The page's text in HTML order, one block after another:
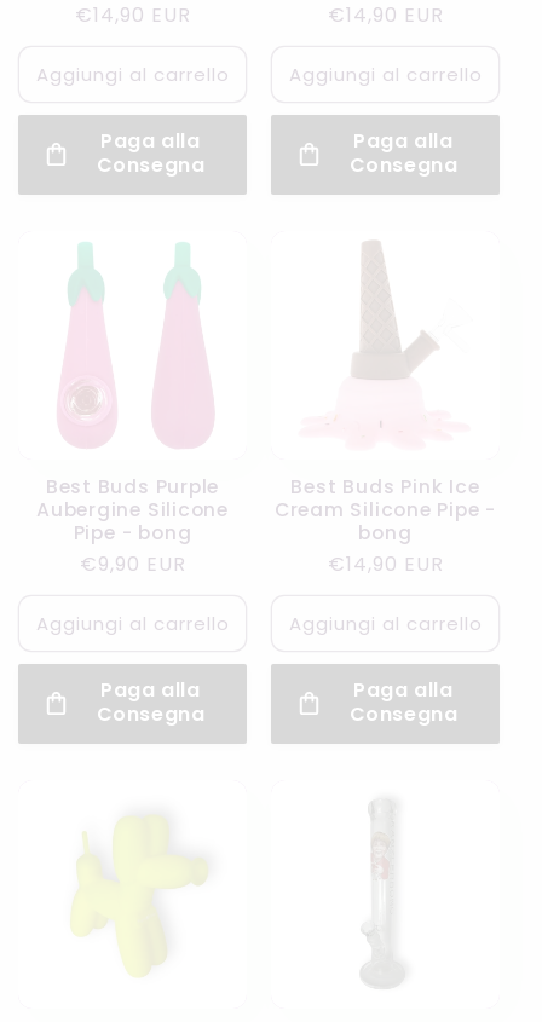
Prezzo
listino
€14,90 EUR
Aggiungi al carrello
Paga alla
Consegna
Prezzo
listino
€14,90 EUR
Aggiungi al carrello
Paga alla
Consegna
Best Buds Purple
Aubergine Silicone
Pipe - bong
Prezzo
listino
€9,90 EUR
Aggiungi al carrello
Paga alla
Consegna
Best Buds Pink Ice
Cream Silicone Pipe -
bong
Prezzo
listino
€14,90 EUR
Aggiungi al carrello
Paga alla
Consegna